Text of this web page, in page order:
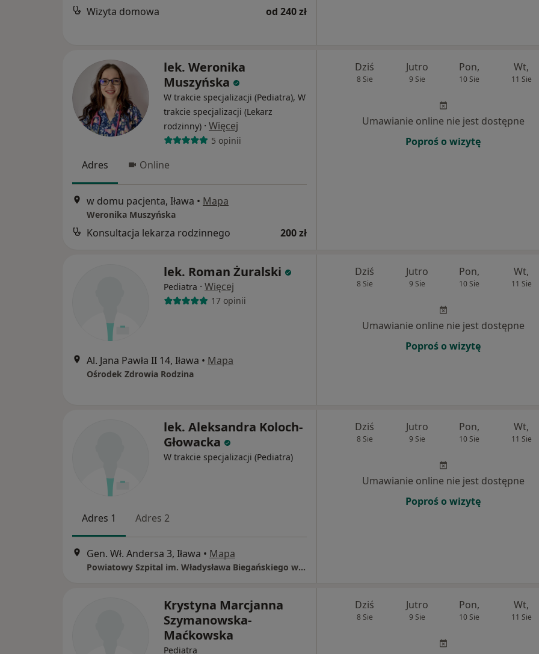
Wizyta domowa od 240 zł
lek. Weronika
Muszyńska
W trakcie specjalizacji (Pediatra), W
trakcie specjalizacji (Lekarz
rodzinny) · Więcej
5 opinii
Adres Online
w domu pacjenta, Iława • Mapa
Weronika Muszyńska
Konsultacja lekarza rodzinnego 200 zł
Dziś
8 Sie
Jutro
9 Sie
Pon,
10 Sie
Wt,
11 Sie
Umawianie online nie jest dostępne
Poproś o wizytę
lek. Roman Żuralski
Pediatra · Więcej
17 opinii
Al. Jana Pawła II 14, Iława • Mapa
Ośrodek Zdrowia Rodzina
Dziś
8 Sie
Jutro
9 Sie
Pon,
10 Sie
Wt,
11 Sie
Umawianie online nie jest dostępne
Poproś o wizytę
lek. Aleksandra Koloch-
Głowacka
W trakcie specjalizacji (Pediatra)
Adres 1 Adres 2
Gen. Wł. Andersa 3, Iława • Mapa
Powiatowy Szpital im. Władysława Biegańskiego w Iławie
Dziś
8 Sie
Jutro
9 Sie
Pon,
10 Sie
Wt,
11 Sie
Umawianie online nie jest dostępne
Poproś o wizytę
Krystyna Marcjanna
Szymanowska-
Maćkowska
Pediatra
Dziś
8 Sie
Jutro
9 Sie
Pon,
10 Sie
Wt,
11 Sie